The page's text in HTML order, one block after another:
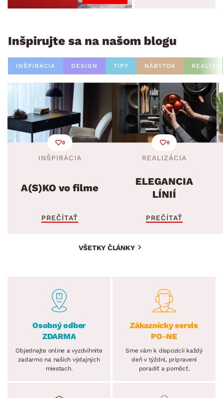
Inšpirujte sa na našom blogu
INŠPIRÁCIA DESIGN TIPY NÁBYTOK
0
INŠPIRÁCIA
A(S)KO vo filme
PREČÍTAŤ
0
REALIZÁCIA
ELEGANCIA
LÍNIÍ
PREČÍTAŤ
VŠETKY ČLÁNKY
Osobný odber
ZDARMA
Objednajte online a vyzdvihnite
zadarmo na našich výdajných
miestach.
Zákaznícky servis
PO–NE
Sme vám k dispozícii každý
deň v týždni, pripravení
poradiť a pomôcť.